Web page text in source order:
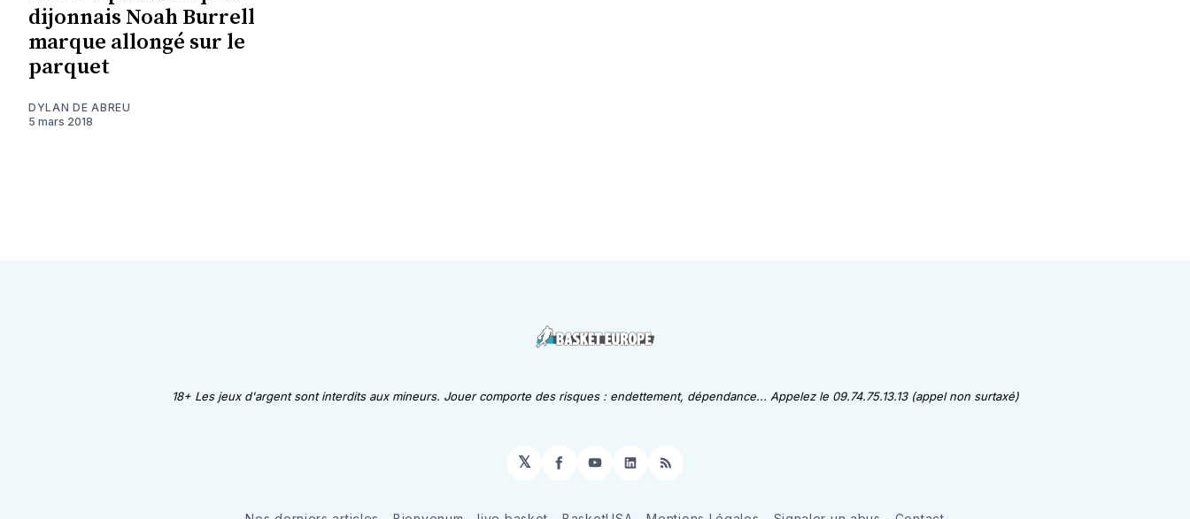
dijonnais Noah Burrell
marque allongé sur le
parquet
DYLAN DE ABREU
5 mars 2018
18+ Les jeux d'argent sont interdits aux mineurs. Jouer comporte des risques : endettement, dépendance... Appelez le 09.74.75.13.13 (appel non surtaxé)
𝕏 Facebook
YouTube
LinkedIn
RSS